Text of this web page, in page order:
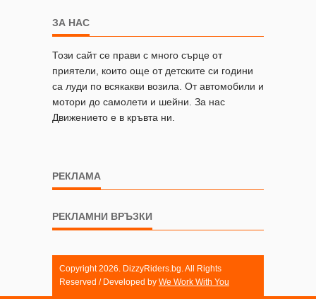
ЗА НАС
Този сайт се прави с много сърце от
приятели, които още от детските си години
са луди по всякакви возила. От автомобили и
мотори до самолети и шейни. За нас
Движението е в кръвта ни.
РЕКЛАМА
РЕКЛАМНИ ВРЪЗКИ
Copyright 2026. DizzyRiders.bg. All Rights
Reserved / Developed by We Work With You